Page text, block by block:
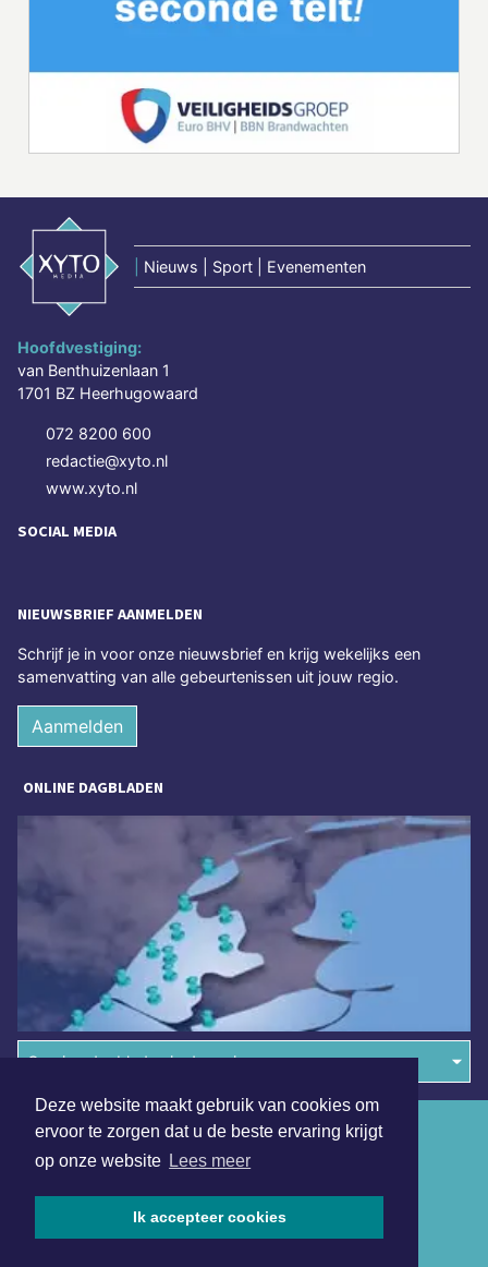
Deze website maakt gebruik van cookies om
ervoor te zorgen dat u de beste ervaring krijgt
op onze website Lees meer
Ik accepteer cookies
Nieuws | Sport | Evenementen
Hoofdvestiging:
van Benthuizenlaan 1
1701 BZ Heerhugowaard
072 8200 600
redactie@xyto.nl
www.xyto.nl
SOCIAL MEDIA
NIEUWSBRIEF AANMELDEN
Schrijf je in voor onze nieuwsbrief en krijg wekelijks een
samenvatting van alle gebeurtenissen uit jouw regio.
Aanmelden
ONLINE DAGBLADEN
Overige dagbladen in de regio
Algemene voorwaarden
Disclaimer